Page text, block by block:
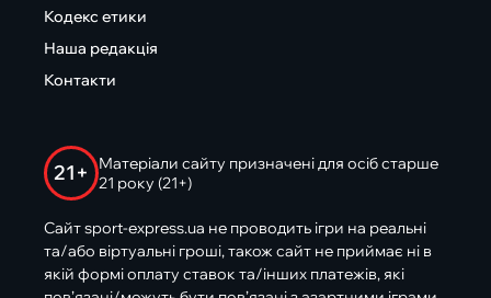
Кодекс етики
Наша редакція
Контакти
21+
Матеріали сайту призначені для осіб старше
21 року (21+)
Сайт sport-express.ua не проводить ігри на реальні
та/або віртуальні гроші, також сайт не приймає ні в
якій формі оплату ставок та/інших платежів, які